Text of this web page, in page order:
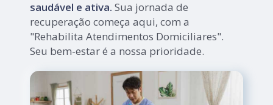
saudável e ativa. Sua jornada de
recuperação começa aqui, com a
"Rehabilita Atendimentos Domiciliares".
Seu bem-estar é a nossa prioridade.